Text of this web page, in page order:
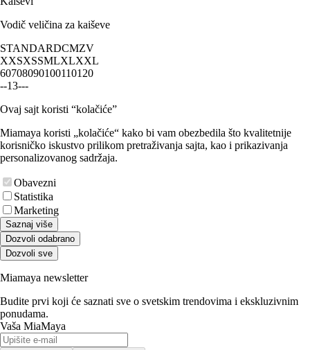
Vodič veličina za kaiševe
STANDARDCMZV
XXSXSSMLXLXXL
60708090100110120
--13---
Ovaj sajt koristi “kolačiće”
Miamaya koristi „kolačiće“ kako bi vam obezbedila što kvalitetnije
korisničko iskustvo prilikom pretraživanja sajta, kao i prikazivanja
personalizovanog sadržaja.
Obavezni
Statistika
Marketing
Saznaj više
Dozvoli odabrano
Dozvoli sve
Miamaya newsletter
Budite prvi koji će saznati sve o svetskim trendovima i ekskluzivnim
ponudama.
Vaša MiaMaya